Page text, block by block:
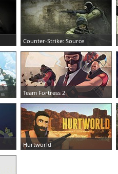
Counter-Strike: Source
ЗАКАЗАТЬ СЕРВЕР
Team Fortress 2
ЗАКАЗАТЬ СЕРВЕР
Hurtworld